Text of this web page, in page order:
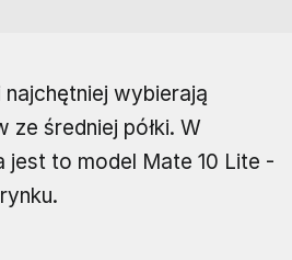
wybierają
średniej półki. W
jest to model Mate 10 Lite -